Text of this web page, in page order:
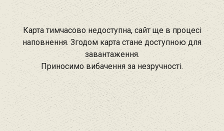
Карта тимчасово недоступна, сайт ще в процесі
наповнення. Згодом карта стане доступною для
завантаження.
Приносимо вибачення за незручності.